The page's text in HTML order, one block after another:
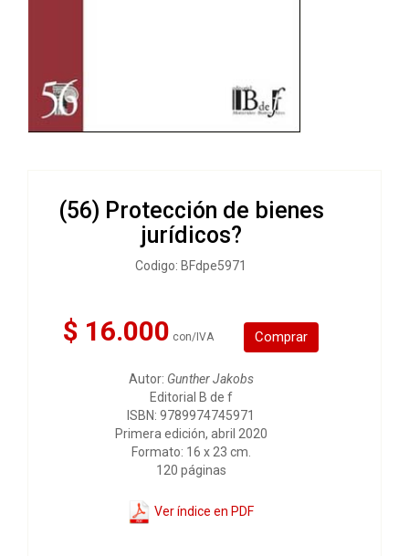
(56) Protección de bienes
jurídicos?
Codigo: BFdpe5971
$ 16.000 con/IVA Comprar
Autor: Gunther Jakobs
Editorial B de f
ISBN: 9789974745971
Primera edición, abril 2020
Formato: 16 x 23 cm.
120 páginas
Ver índice en PDF